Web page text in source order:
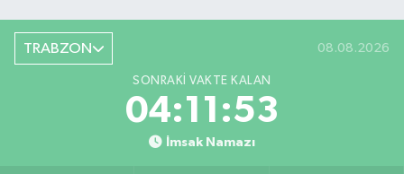
TRABZON 08.08.2026
SONRAKI VAKTE KALAN
04:11:52
İmsak Namazı